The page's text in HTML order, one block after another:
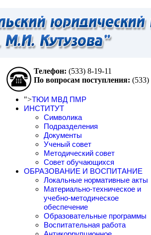
Телефон: (533) 8-19-11
По вопросам поступления: (533)
">ТЮИ МВД ПМР
ИНСТИТУТ
Символика
Подразделения
Документы
Ученый совет
Методический совет
Совет обучающихся
ОБРАЗОВАНИЕ И ВОСПИТАНИЕ
Локальные нормативные акты
Материально-техническое и
учебно-методическое
обеспечение
Образовательные программы
Воспитательная работа